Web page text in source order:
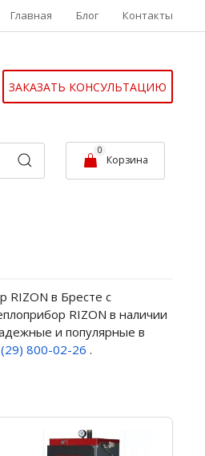
Главная Блог Контакты
ЗАКАЗАТЬ КОНСУЛЬТАЦИЮ
0
Корзина
RIZON в Бресте с
RIZON в наличии
и популярные в
800-02-26 .